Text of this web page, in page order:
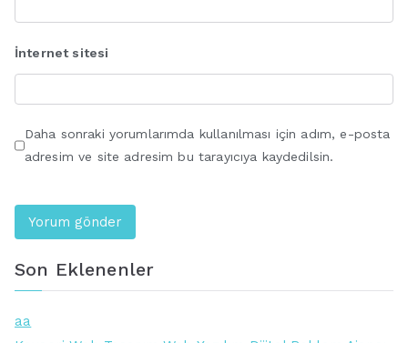
İnternet sitesi
Daha sonraki yorumlarımda kullanılması için adım, e-posta
adresim ve site adresim bu tarayıcıya kaydedilsin.
Son Eklenenler
aa